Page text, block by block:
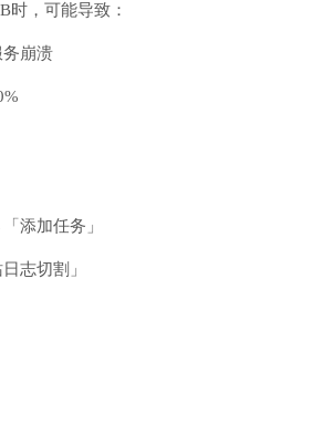
时，可能导致：
崩溃
添加任务」
志切割」